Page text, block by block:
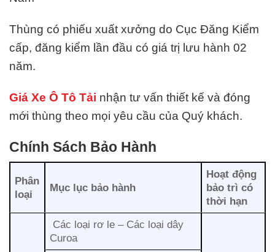
Thùng có phiếu xuất xưởng do Cục Đăng Kiểm
cấp, đăng kiểm lần đầu có giá trị lưu hành 02
năm.
Giá Xe Ô Tô Tải nhận tư vấn thiết kế và đóng
mới thùng theo mọi yêu cầu của Quý khách.
Chính Sách Bảo Hành
Phân
loại
Mục lục bảo hành
Hoạt động
bảo trì có
thời hạn
Các loại rơ le – Các loại dây
Curoa